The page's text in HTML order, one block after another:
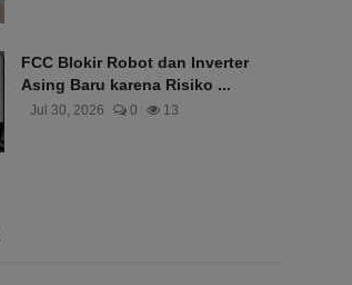
FCC Blokir Robot dan Inverter
Asing Baru karena Risiko ...
Jul 30, 2026 0 13